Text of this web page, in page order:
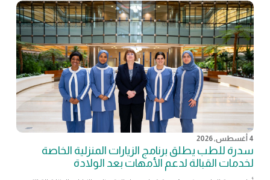
4 أغسطس, 2026
سدرة للطب يطلق برنامج الزيارات المنزلية الخاصة
لخدمات القبالة لدعم الأمهات بعد الولادة